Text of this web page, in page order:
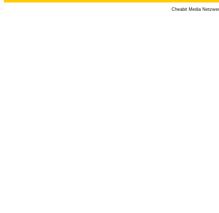
Cheabit Media